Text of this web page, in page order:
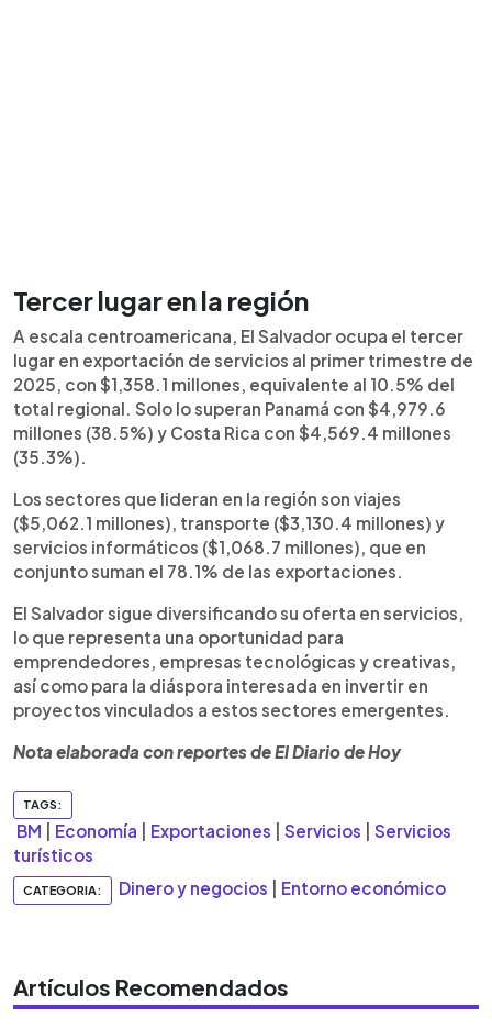
Tercer lugar en la región
A escala centroamericana, El Salvador ocupa el tercer
lugar en exportación de servicios al primer trimestre de
2025, con $1,358.1 millones, equivalente al 10.5% del
total regional. Solo lo superan Panamá con $4,979.6
millones (38.5%) y Costa Rica con $4,569.4 millones
(35.3%).
Los sectores que lideran en la región son viajes
($5,062.1 millones), transporte ($3,130.4 millones) y
servicios informáticos ($1,068.7 millones), que en
conjunto suman el 78.1% de las exportaciones.
El Salvador sigue diversificando su oferta en servicios,
lo que representa una oportunidad para
emprendedores, empresas tecnológicas y creativas,
así como para la diáspora interesada en invertir en
proyectos vinculados a estos sectores emergentes.
Nota elaborada con reportes de El Diario de Hoy
TAGS:
BM Economía Exportaciones Servicios
Servicios
turísticos
CATEGORIA: Dinero y negocios Entorno económico
Artículos Recomendados